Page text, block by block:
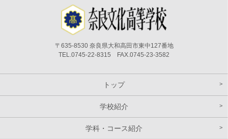
〒635-8530 奈良県大和高田市東中127番地
TEL.0745-22-8315 FAX.0745-23-3582
トップ
学校紹介
学科・コース紹介